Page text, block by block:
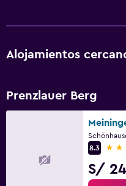
Alojamientos
Prenzlauer Berg
8.3
3
S/